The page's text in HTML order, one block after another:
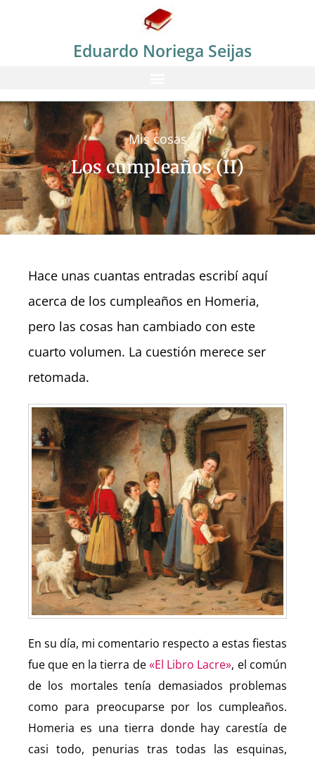
Eduardo Noriega Seijas
Mis cosas
Los cumpleaños (II)
Hace unas cuantas entradas escribí aquí
acerca de los cumpleaños en Homeria,
pero las cosas han cambiado con este
cuarto volumen. La cuestión merece ser
retomada.
En su día, mi comentario respecto a estas fiestas
fue que en la tierra de«El Libro Lacre», el común
de los mortales tenía demasiados problemas
como para preocuparse por los cumpleaños.
Homeria es una tierra donde hay carestía de
casi todo, penurias tras todas las esquinas,